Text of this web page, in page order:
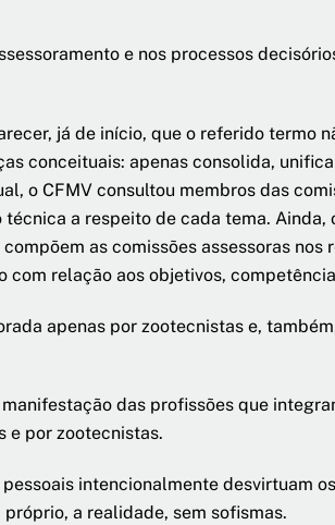
e nos processos
já de início, que o referido termo
conceituais: apenas consolida,
o CFMV consultou membros das
a respeito de cada tema.
as comissões assessoras nos
relação aos objetivos,
apenas por zootecnistas e,
das profissões que
e por zootecnistas.
intencionalmente desvirtuam
a realidade, sem sofismas.